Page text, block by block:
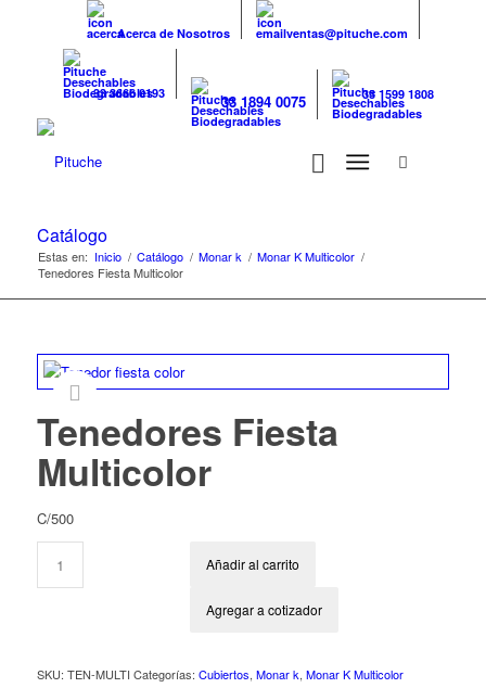
Acerca de Nosotros ventas@pituche.com
33 3666 0193 33 1894 0075 33 1599 1808
Catálogo
Estas en: Inicio / Catálogo / Monar k / Monar K Multicolor /
Tenedores Fiesta Multicolor
Tenedores Fiesta
Multicolor
C/500
Añadir al carrito
Agregar a cotizador
SKU: TEN-MULTI Categorías: Cubiertos, Monar k, Monar K Multicolor